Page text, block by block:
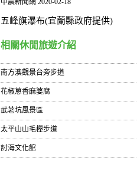
中晨新聞網 2020-02-18
五峰旗瀑布(宜蘭縣政府提供)
相關休閒旅遊介紹
南方澳觀景台旁步道
花椒蔥香麻婆腐
武荖坑風景區
太平山山毛櫸步道
討海文化館